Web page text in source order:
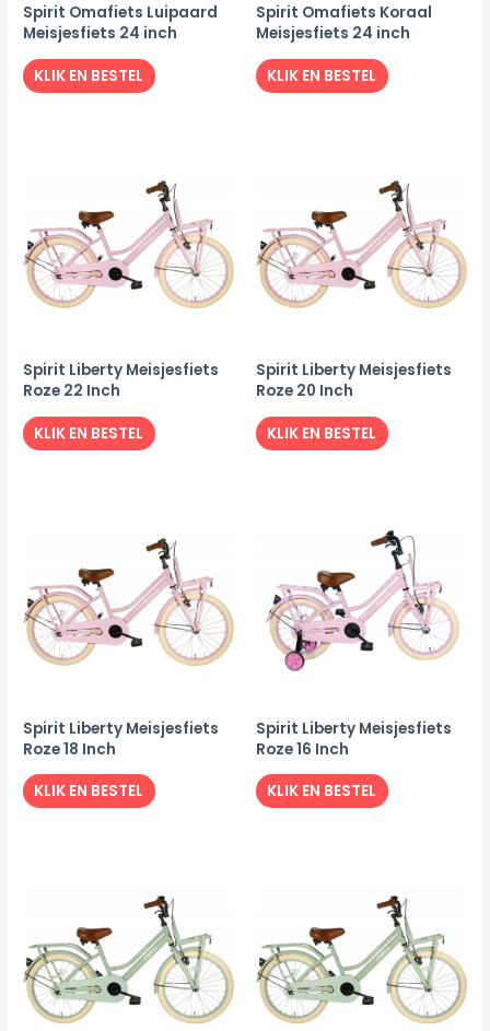
Spirit Omafiets Luipaard
Meisjesfiets 24 inch
KLIK EN BESTEL
Spirit Omafiets Koraal
Meisjesfiets 24 inch
KLIK EN BESTEL
Spirit Liberty Meisjesfiets
Roze 22 Inch
KLIK EN BESTEL
Spirit Liberty Meisjesfiets
Roze 20 Inch
KLIK EN BESTEL
Spirit Liberty Meisjesfiets
Roze 18 Inch
KLIK EN BESTEL
Spirit Liberty Meisjesfiets
Roze 16 Inch
KLIK EN BESTEL